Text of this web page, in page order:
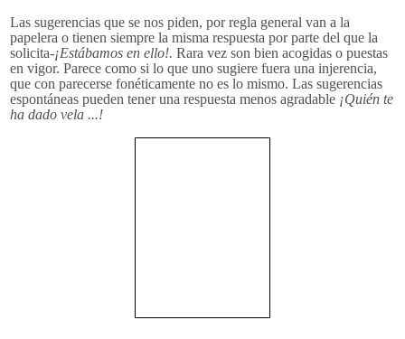
Las sugerencias que se nos piden, por regla general van a la
papelera o tienen siempre la misma respuesta por parte del que la
solicita-¡Estábamos en ello!. Rara vez son bien acogidas o puestas
en vigor. Parece como si lo que uno sugiere fuera una injerencia,
que con parecerse fonéticamente no es lo mismo. Las sugerencias
espontáneas pueden tener una respuesta menos agradable ¡Quién te
ha dado vela ...!